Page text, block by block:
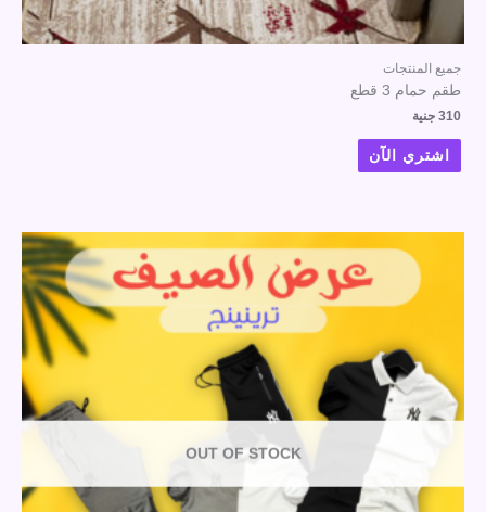
جميع المنتجات
طقم حمام 3 قطع
310 جنية
اشتري الآن
OUT OF STOCK